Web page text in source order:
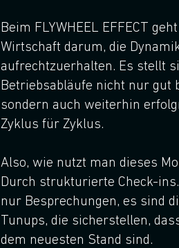
Beim FLYWHEEL EFFECT
Wirtschaft darum, die
aufrechtzuerhalten. Es stellt
Betriebsabläufe nicht nur gut
sondern auch weiterhin
Zyklus für Zyklus.
Also, wie nutzt man dieses
Durch strukturierte Check-
nur Besprechungen, es sind
Tunups, die sicherstellen,
dem neuesten Stand sind.